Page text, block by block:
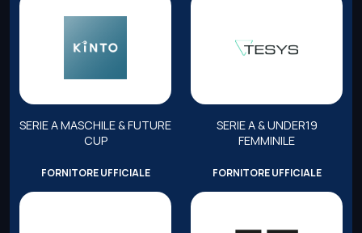
SERIE A MASCHILE & FUTURE
CUP
SERIE A & UNDER19
FEMMINILE
FORNITORE UFFICIALE FORNITORE UFFICIALE